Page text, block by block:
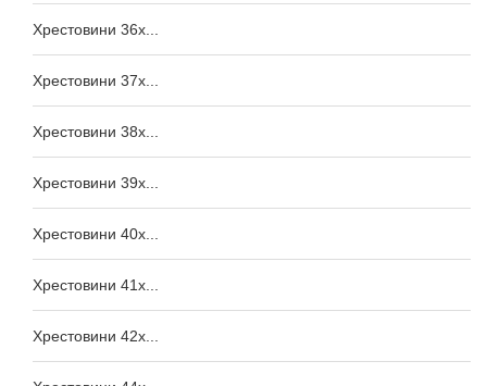
Хрестовини 36x...
Хрестовини 37x...
Хрестовини 38x...
Хрестовини 39x...
Хрестовини 40x...
Хрестовини 41x...
Хрестовини 42x...